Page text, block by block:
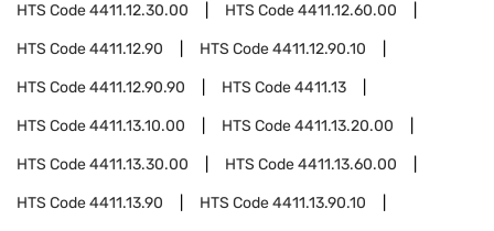
HTS Code4411.12.30.00 HTS Code4411.12.60.00
HTS Code4411.12.90 HTS Code4411.12.90.10
HTS Code4411.12.90.90 HTS Code4411.13
HTS Code4411.13.10.00 HTS Code4411.13.20.00
HTS Code4411.13.30.00 HTS Code4411.13.60.00
HTS Code4411.13.90 HTS Code4411.13.90.10